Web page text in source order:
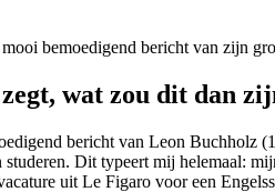
bemoedigend bericht van zijn
wat zou dit dan
bericht van Leon Buchholz
Dit typeert mij helemaal:
uit Le Figaro voor een